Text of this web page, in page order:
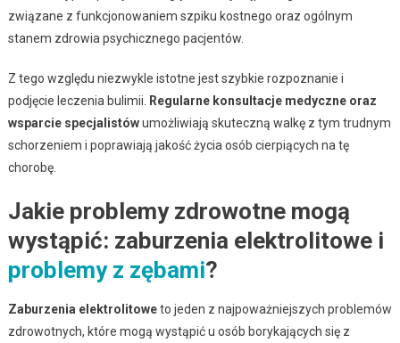
związane z funkcjonowaniem szpiku kostnego oraz ogólnym
stanem zdrowia psychicznego pacjentów.
Z tego względu niezwykle istotne jest szybkie rozpoznanie i
podjęcie leczenia bulimii.
Regularne konsultacje medyczne oraz
wsparcie specjalistówumożliwiają skuteczną walkę z tym trudnym
schorzeniem i poprawiają jakość życia osób cierpiących na tę
chorobę.
Jakie problemy zdrowotne mogą
wystąpić: zaburzenia elektrolitowe i
problemy z zębami?
Zaburzenia elektrolitoweto jeden z najpoważniejszych problemów
zdrowotnych, które mogą wystąpić u osób borykających się z